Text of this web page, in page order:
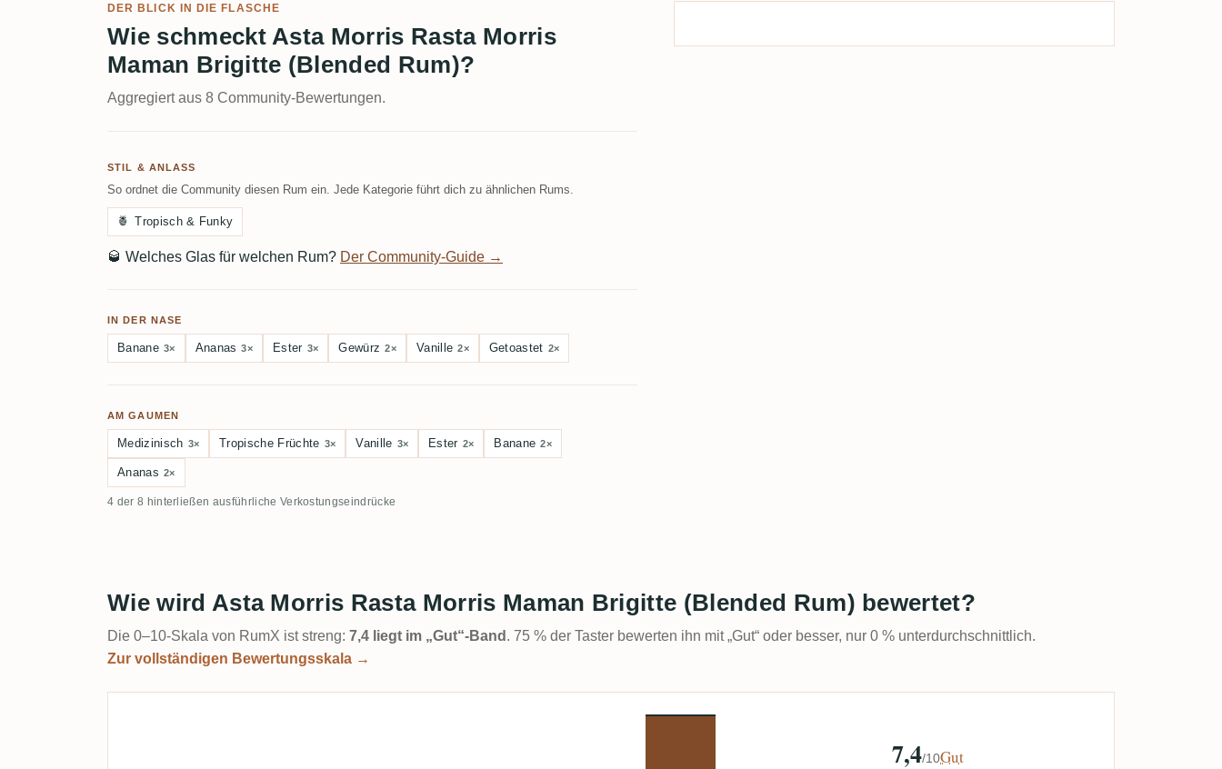
DER BLICK IN DIE FLASCHE
Wie schmeckt Asta Morris Rasta Morris
Maman Brigitte (Blended Rum)?
Aggregiert aus 8 Community-Bewertungen.
STIL & ANLASS
So ordnet die Community diesen Rum ein. Jede Kategorie führt dich zu ähnlichen Rums.
🍍 Tropisch & Funky
🥃 Welches Glas für welchen Rum? Der Community-Guide →
IN DER NASE
Banane 3× Ananas 3× Ester 3× Gewürz 2× Vanille 2× Getoastet 2×
AM GAUMEN
Medizinisch 3× Tropische Früchte 3× Vanille 3× Ester 2× Banane 2×
Ananas 2×
4 der 8 hinterließen ausführliche Verkostungseindrücke
Wie wird Asta Morris Rasta Morris Maman Brigitte (Blended Rum) bewertet?
Die 0–10-Skala von RumX ist streng: 7,4 liegt im „Gut“-Band . 75 % der Taster bewerten ihn mit „Gut“ oder besser, nur 0 % unterdurchschnittlich.
Zur vollständigen Bewertungsskala →
7,4/10Gut